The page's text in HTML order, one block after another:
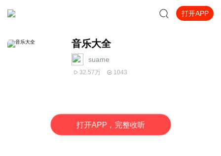
打开APP
音乐大全
suame
32.57万 1043
打开APP，完整收听